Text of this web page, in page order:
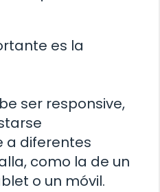
es la
ser responsive,
diferentes
como la de un
o un móvil.